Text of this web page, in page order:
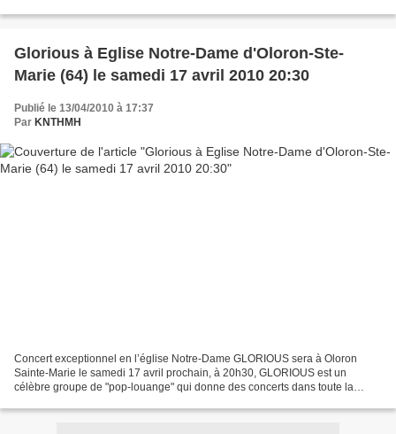
Glorious à Eglise Notre-Dame d'Oloron-Ste-
Marie (64) le samedi 17 avril 2010 20:30
Publié le 13/04/2010 à 17:37
Par KNTHMH
Concert exceptionnel en l’église Notre-Dame GLORIOUS sera à Oloron
Sainte-Marie le samedi 17 avril prochain, à 20h30, GLORIOUS est un
célèbre groupe de "pop-louange" qui donne des concerts dans toute la